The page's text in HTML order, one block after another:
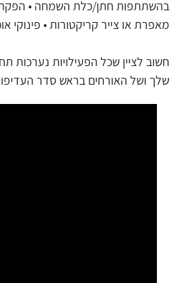
בהשתתפות חתן/כלת השמחה • הפקת
מאפרת או צייר קריקטורות • פינוקי
חשוב לציין שכל הפעילויות נערכות
שלך ושל האורחים בראש סדר